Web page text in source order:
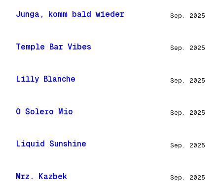
Junga, komm bald wieder Sep. 2025
Temple Bar Vibes Sep. 2025
Lilly Blanche Sep. 2025
O Solero Mio Sep. 2025
Liquid Sunshine Sep. 2025
Mrz. Kazbek Sep. 2025